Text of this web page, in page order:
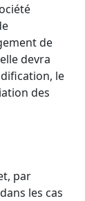
de
devra
le
des
par
les cas